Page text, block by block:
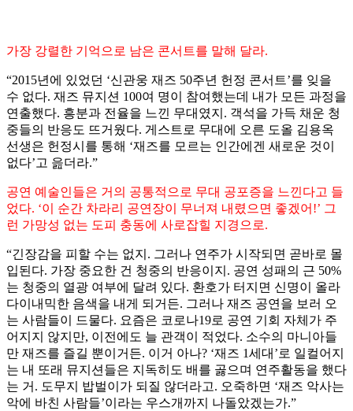
가장 강렬한 기억으로 남은 콘서트를 말해 달라.
“2015년에 있었던 ‘신관웅 재즈 50주년 헌정 콘서트’를 잊을
수 없다. 재즈 뮤지션 100여 명이 참여했는데 내가 모든 과정을
연출했다. 흥분과 전율을 느낀 무대였지. 객석을 가득 채운 청
중들의 반응도 뜨거웠다. 게스트로 무대에 오른 도올 김용옥
선생은 헌정시를 통해 ‘재즈를 모르는 인간에겐 새로운 것이
없다’고 읊더라.”
공연 예술인들은 거의 공통적으로 무대 공포증을 느낀다고 들
었다. ‘이 순간 차라리 공연장이 무너져 내렸으면 좋겠어!’ 그
런 가망성 없는 도피 충동에 사로잡힐 지경으로.
“긴장감을 피할 수는 없지. 그러나 연주가 시작되면 곧바로 몰
입된다. 가장 중요한 건 청중의 반응이지. 공연 성패의 근 50%
는 청중의 열광 여부에 달려 있다. 환호가 터지면 신명이 올라
다이내믹한 음색을 내게 되거든. 그러나 재즈 공연을 보러 오
는 사람들이 드물다. 요즘은 코로나19로 공연 기회 자체가 주
어지지 않지만, 이전에도 늘 관객이 적었다. 소수의 마니아들
만 재즈를 즐길 뿐이거든. 이거 아나? ‘재즈 1세대’로 일컬어지
는 내 또래 뮤지션들은 지독히도 배를 곯으며 연주활동을 했다
는 거. 도무지 밥벌이가 되질 않더라고. 오죽하면 ‘재즈 악사는
악에 바친 사람들’이라는 우스개까지 나돌았겠는가.”